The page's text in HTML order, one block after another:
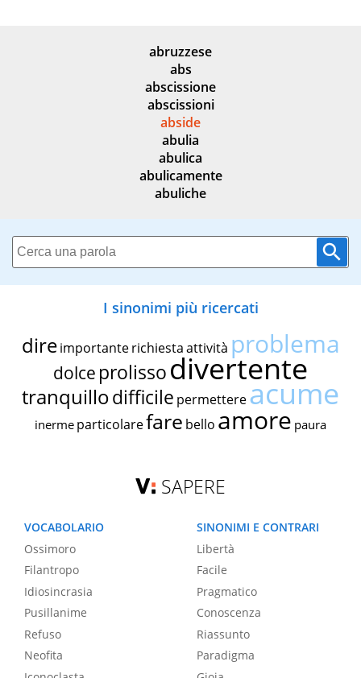
abruzzese
abs
abscissione
abscissioni
abside
abulia
abulica
abulicamente
abuliche
I sinonimi più ricercati
dire importante richiestaattività problema
dolce prolissodivertente
tranquillodifficile permettereacume
inerme particolarefare bello amore paura
SAPERE
VOCABOLARIO
Ossimoro
Filantropo
Idiosincrasia
Pusillanime
Refuso
Neofita
SINONIMI E CONTRARI
Libertà
Facile
Pragmatico
Conoscenza
Riassunto
Paradigma